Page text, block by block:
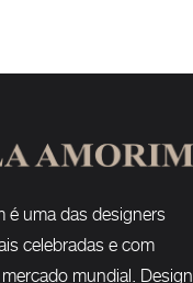
é uma das designers
celebradas e com
mundial. Design